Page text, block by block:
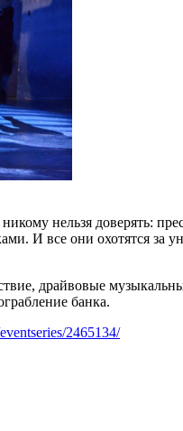
нельзя доверять:
И все они охотятся за
драйвовые
банка.
2465134/